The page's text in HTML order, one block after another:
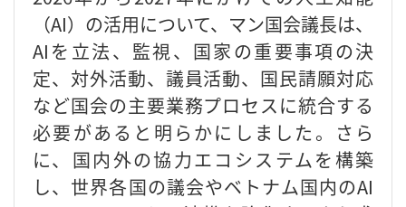
（AI）の活用について、マン国会議長は、
AIを立法、監視、国家の重要事項の決
定、対外活動、議員活動、国民請願対応
など国会の主要業務プロセスに統合する
必要があると明らかにしました。さら
に、国内外の協力エコシステムを構築
し、世界各国の議会やベトナム国内のAI